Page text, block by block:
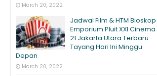
March 20, 2022
Jadwal Film & HTM Bioskop
Emporium Pluit XXI Cinema
21 Jakarta Utara Terbaru
Tayang Hari Ini Minggu
Depan
March 20, 2022